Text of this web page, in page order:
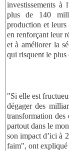
investissements
plus de 140
production et leurs
en renforçant leur
et à améliorer la
qui risquent le plus
"Si elle est
dégager des
transformation des
partout dans le
son impact d’ici à
faim", ont expliqué